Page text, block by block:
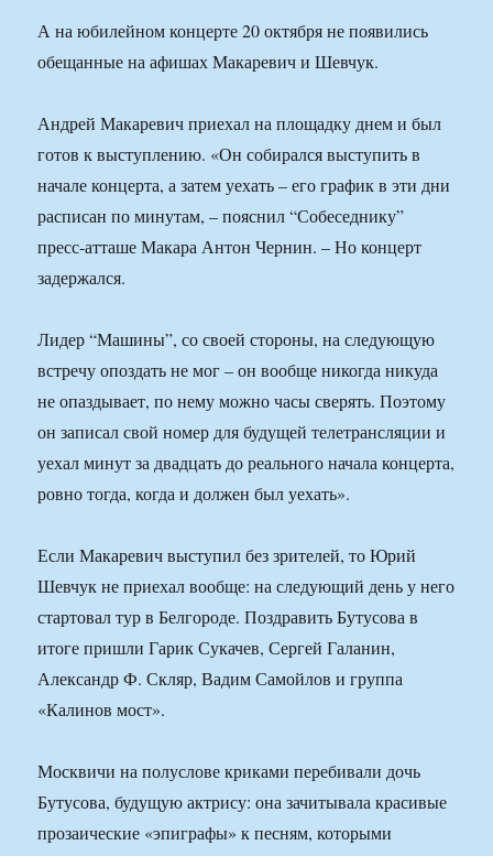
А на юбилейном концерте 20 октября не появились
обещанные на афишах Макаревич и Шевчук.
Андрей Макаревич приехал на площадку днем и был
готов к выступлению. «Он собирался выступить в
начале концерта, а затем уехать – его график в эти дни
расписан по минутам, – пояснил “Собеседнику”
пресс-атташе Макара Антон Чернин. – Но концерт
задержался.
Лидер “Машины”, со своей стороны, на следующую
встречу опоздать не мог – он вообще никогда никуда
не опаздывает, по нему можно часы сверять. Поэтому
он записал свой номер для будущей телетрансляции и
уехал минут за двадцать до реального начала концерта,
ровно тогда, когда и должен был уехать».
Если Макаревич выступил без зрителей, то Юрий
Шевчук не приехал вообще: на следующий день у него
стартовал тур в Белгороде. Поздравить Бутусова в
итоге пришли Гарик Сукачев, Сергей Галанин,
Александр Ф. Скляр, Вадим Самойлов и группа
«Калинов мост».
Москвичи на полуслове криками перебивали дочь
Бутусова, будущую актрису: она зачитывала красивые
прозаические «эпиграфы» к песням, которыми